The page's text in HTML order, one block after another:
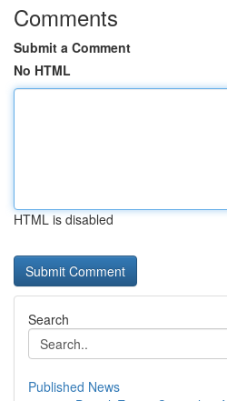
Comments
Submit a Comment
No HTML
HTML is disabled
Search
Published News